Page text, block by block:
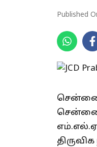
Published
சென்னை
சென்னை